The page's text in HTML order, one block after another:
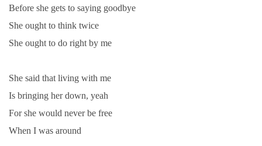
Before she gets to saying goodbye
She ought to think twice
She ought to do right by me
She said that living with me
Is bringing her down, yeah
For she would never be free
When I was around